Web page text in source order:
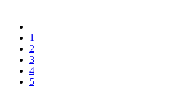
1
2
3
4
5